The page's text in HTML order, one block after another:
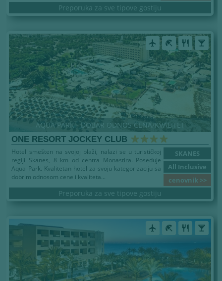
Preporuka za sve tipove gostiju
airplanemode_active beach_access restaurant local_bar
AQUA PARK - DOBAR ODNOS CENA/KVALITET
ONE RESORT JOCKEY CLUB
SKANES
All Inclusive
cenovnik >>
Hotel smešten na svojoj plaži, nalazi se u turističkoj
regiji Skanes, 8 km od centra Monastira. Poseduje
Aqua Park. Kvalitetan hotel za svoju kategorizaciju sa
dobrim odnosom cene i kvaliteta...
Preporuka za sve tipove gostiju
airplanemode_active beach_access restaurant local_bar